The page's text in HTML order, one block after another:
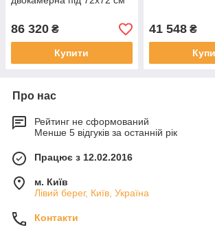
86 320 ₴
Купити
41 548₴
Про нас
Рейтинг не сформований
Менше 5 відгуків за останній рік
Працює з 12.02.2016
м. Київ
Лівий берег, Київ, Україна
Контакти